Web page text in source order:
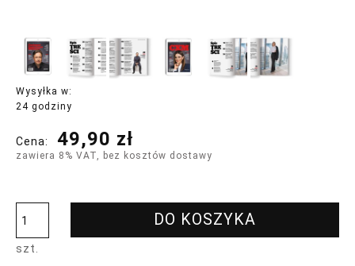
Wysyłka w:
24 godziny
Cena: 49,90 zł
zawiera 8% VAT, bez kosztów dostawy
szt.
DO KOSZYKA